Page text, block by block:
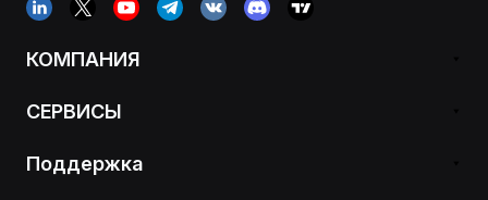
КОМПАНИЯ
СЕРВИСЫ
Поддержка